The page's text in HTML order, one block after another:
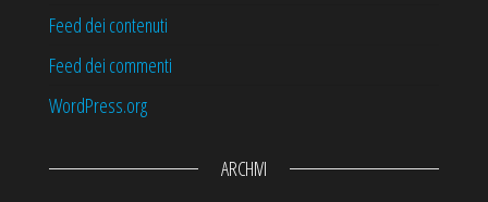
Feed dei contenuti
Feed dei commenti
WordPress.org
ARCHIVI